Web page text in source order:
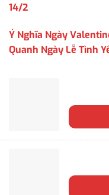
14/2
Ý Nghĩa Ngày
Quanh Ngày Lễ Tình